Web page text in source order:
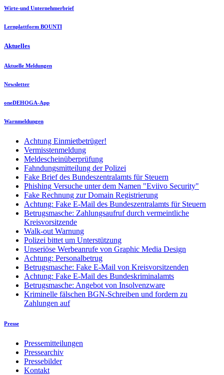
Wirte-und Unternehmerbrief
Lernplattform BOUNTI
Aktuelles
Aktuelle Meldungen
Newsletter
oneDEHOGA-App
Warnmeldungen
Achtung Einmietbetrüger!
Vermisstenmeldung
Meldescheinüberprüfung
Fahndungsmitteilung der Polizei
Fake Brief des Bundeszentralamts für Steuern
Phishing Versuche unter dem Namen "Eviivo Security"
Fake Rechnung zur Domain Registrierung
Achtung: Fake E-Mail des Bundeszentralamts für Steuern
Betrugsmasche: Zahlungsaufruf durch vermeintliche
Kreisvorsitzende
Walk-out Warnung
Polizei bittet um Unterstützung
Unseriöse Werbeanrufe von Graphic Media Design
Achtung: Personalbetrug
Betrugsmasche: Fake E-Mail von Kreisvorsitzenden
Achtung: Fake E-Mail des Bundeskriminalamts
Betrugsmasche: Angebot von Insolvenzware
Kriminelle fälschen BGN-Schreiben und fordern zu
Zahlungen auf
Presse
Pressemitteilungen
Pressearchiv
Pressebilder
Kontakt